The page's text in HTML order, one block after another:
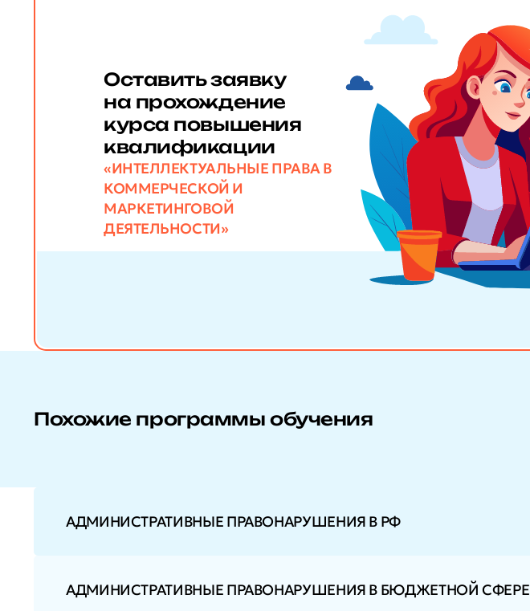
Оставить заявку
на прохождение
курса повышения
квалификации
«ИНТЕЛЛЕКТУАЛЬНЫЕ ПРАВА В
КОММЕРЧЕСКОЙ И
МАРКЕТИНГОВОЙ
ДЕЯТЕЛЬНОСТИ»
Похожие программы обучения
АДМИНИСТРАТИВНЫЕ ПРАВОНАРУШЕНИЯ В РФ
АДМИНИСТРАТИВНЫЕ ПРАВОНАРУШЕНИЯ В БЮДЖЕТНОЙ СФЕРЕ